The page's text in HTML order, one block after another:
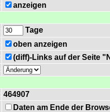
anzeigen
Tage
oben anzeigen
(diff)-Links auf der Seite
464907
Daten am Ende der